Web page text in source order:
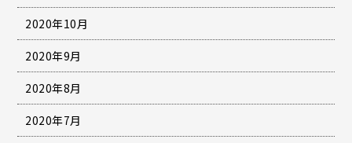
2020年10月
2020年9月
2020年8月
2020年7月